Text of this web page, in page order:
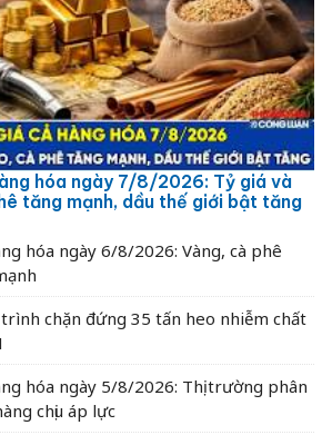
hóa ngày 7/8/2026: Tỷ giá và
tăng mạnh, dầu thế giới bật tăng
hóa ngày 6/8/2026: Vàng, cà phê
chặn đứng 35 tấn heo nhiễm chất
hóa ngày 5/8/2026: Thị trường phân
chịu áp lực